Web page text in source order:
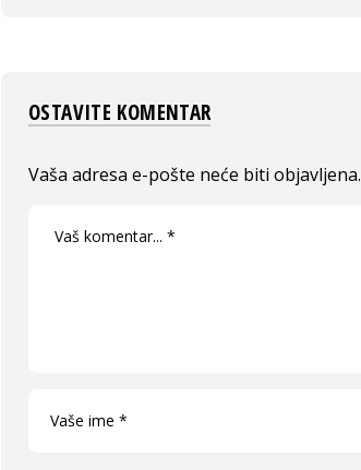
OSTAVITE KOMENTAR
Vaša adresa e-pošte neće biti objavljena.